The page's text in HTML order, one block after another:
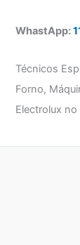
WhastApp:
Técnicos
Forno,
Electrolux no